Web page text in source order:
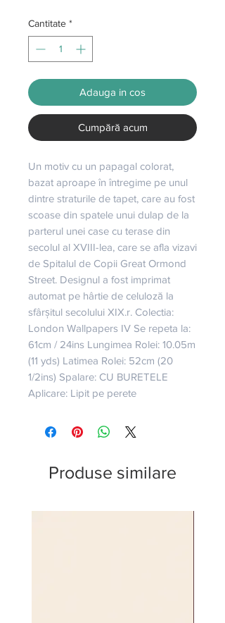
Cantitate *
Adauga in cos
Cumpără acum
Un motiv cu un papagal colorat,
bazat aproape în întregime pe unul
dintre straturile de tapet, care au fost
scoase din spatele unui dulap de la
parterul unei case cu terase din
secolul al XVIII-lea, care se afla vizavi
de Spitalul de Copii Great Ormond
Street. Designul a fost imprimat
automat pe hârtie de celuloză la
sfârșitul secolului XIX.r. Colectia:
London Wallpapers IV Se repeta la:
61cm / 24ins Lungimea Rolei: 10.05m
(11 yds) Latimea Rolei: 52cm (20
1/2ins) Spalare: CU BURETELE
Aplicare: Lipit pe perete
Produse similare